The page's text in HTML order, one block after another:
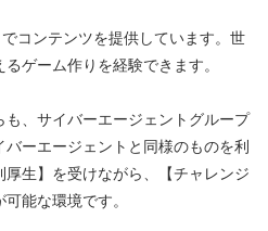
コンテンツを提供しています。世
ゲーム作りを経験できます。
、サイバーエージェントグループ
ーエージェントと同様のものを利
生】を受けながら、【チャレンジ
能な環境です。